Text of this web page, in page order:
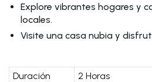
Explore vibrantes hogares y
locales.
Visite una casa nubia y
Duración
2 Horas